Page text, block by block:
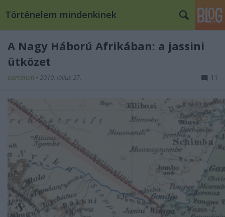
Történelem mindenkinek
A Nagy Háború Afrikában: a jassini
ütközet
sierrahun • 2010. július 27. 11